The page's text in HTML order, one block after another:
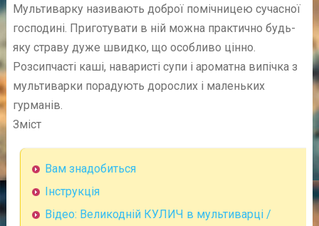
Мультиварку називають доброї помічницею сучасної
господині. Приготувати в ній можна практично будь-
яку страву дуже швидко, що особливо цінно.
Розсипчасті каші, наваристі супи і ароматна випічка з
мультиварки порадують дорослих і маленьких
гурманів.
Зміст
Вам знадобиться
Інструкція
Відео: Великодній КУЛИЧ в мультиварці /